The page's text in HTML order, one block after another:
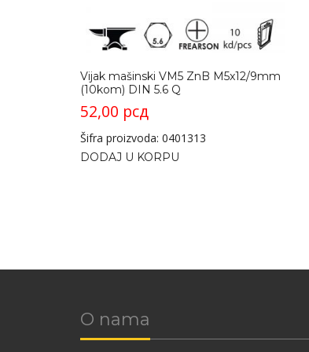
Vijak mašinski VM5 ZnB M5x12/9mm
(10kom) DIN 5.6 Q
52,00 рсд
Šifra proizvoda: 0401313
DODAJ U KORPU
O nama